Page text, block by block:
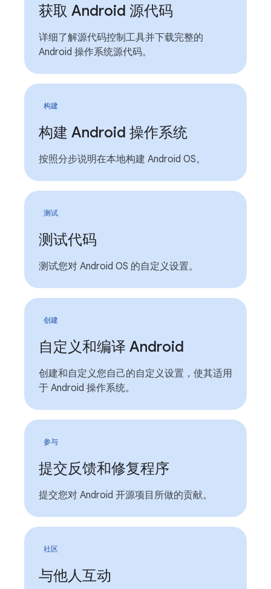
获取 Android 源代码
详细了解源代码控制工具并下载完整的
Android 操作系统源代码。
构建
构建 Android 操作系统
按照分步说明在本地构建 Android OS。
测试
测试代码
测试您对 Android OS 的自定义设置。
创建
自定义和编译 Android
创建和自定义您自己的自定义设置，使其适用
于 Android 操作系统。
参与
提交反馈和修复程序
提交您对 Android 开源项目所做的贡献。
社区
与他人互动